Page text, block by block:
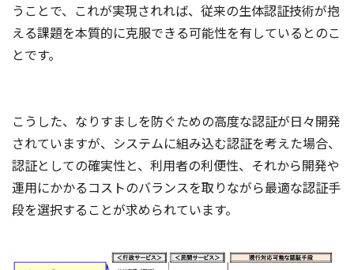
うことで、これが実現されれば、従来の生体認証技術が抱
える課題を本質的に克服できる可能性を有しているとのこ
とです。
こうした、なりすましを防ぐための高度な認証が日々開発
されていますが、システムに組み込む認証を考えた場合、
認証としての確実性と、利用者の利便性、それから開発や
運用にかかるコストのバランスを取りながら最適な認証手
段を選択することが求められています。